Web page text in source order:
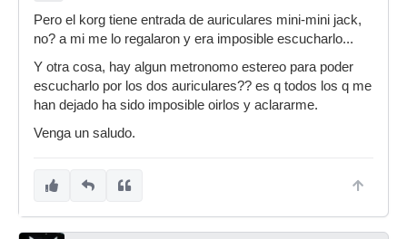
Pero el korg tiene entrada de auriculares mini-mini jack,
no? a mi me lo regalaron y era imposible escucharlo...
Y otra cosa, hay algun metronomo estereo para poder
escucharlo por los dos auriculares?? es q todos los q me
han dejado ha sido imposible oirlos y aclararme.
Venga un saludo.